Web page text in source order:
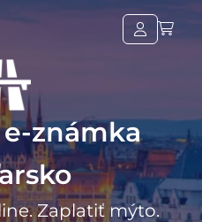
známka
Zaplatiť mýto.